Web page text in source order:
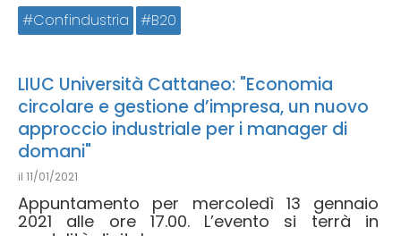
Confindustria B20
LIUC Università Cattaneo: "Economia
circolare e gestione d’impresa, un nuovo
approccio industriale per i manager di
domani"
il 11/01/2021
Appuntamento per mercoledì 13 gennaio
2021 alle ore 17.00. L’evento si terrà in